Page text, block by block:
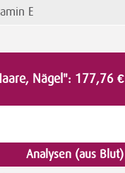
E
Nägel": 177,76 €
(aus Blut)